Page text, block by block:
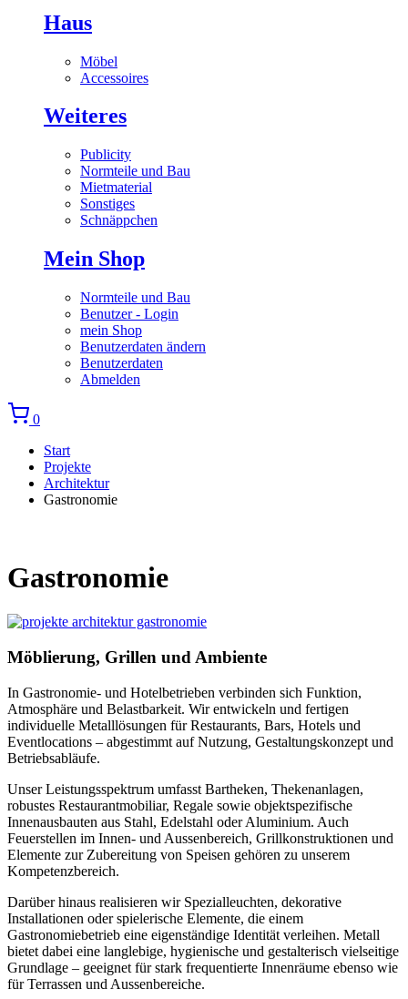
Haus
Möbel
Accessoires
Weiteres
Publicity
Normteile und Bau
Mietmaterial
Sonstiges
Schnäppchen
Mein Shop
Normteile und Bau
Benutzer - Login
mein Shop
Benutzerdaten ändern
Benutzerdaten
Abmelden
0
Start
Projekte
Architektur
Gastronomie
Gastronomie
Möblierung, Grillen und Ambiente
In Gastronomie- und Hotelbetrieben verbinden sich Funktion,
Atmosphäre und Belastbarkeit. Wir entwickeln und fertigen
individuelle Metalllösungen für Restaurants, Bars, Hotels und
Eventlocations – abgestimmt auf Nutzung, Gestaltungskonzept und
Betriebsabläufe.
Unser Leistungsspektrum umfasst Bartheken, Thekenanlagen,
robustes Restaurantmobiliar, Regale sowie objektspezifische
Innenausbauten aus Stahl, Edelstahl oder Aluminium. Auch
Feuerstellen im Innen- und Aussenbereich, Grillkonstruktionen und
Elemente zur Zubereitung von Speisen gehören zu unserem
Kompetenzbereich.
Darüber hinaus realisieren wir Spezialleuchten, dekorative
Installationen oder spielerische Elemente, die einem
Gastronomiebetrieb eine eigenständige Identität verleihen. Metall
bietet dabei eine langlebige, hygienische und gestalterisch vielseitige
Grundlage – geeignet für stark frequentierte Innenräume ebenso wie
für Terrassen und Aussenbereiche.